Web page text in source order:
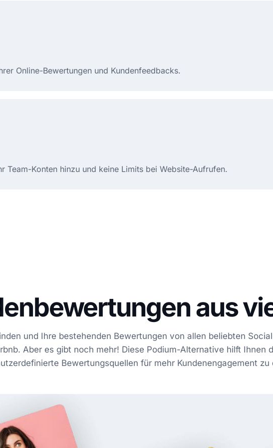
Online-Bewertungen und Kundenfeedbacks.
Team-Konten hinzu und keine Limits bei Website-Aufrufen.
aus
und Ihre bestehenden Bewertungen von allen beliebten
Aber es gibt noch mehr! Diese Podium-Alternative hilft Ihnen
Bewertungsquellen für mehr Kundenengagement zu